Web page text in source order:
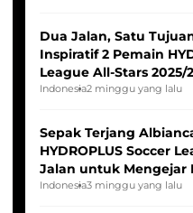
Dua Jalan, Satu
Inspiratif 2 Pemain
League All-Stars
Seleksi Timnas
Indonesia2 minggu yang lalu
Sepak Terjang
HYDROPLUS Soccer
Jalan untuk Mengejar
Indonesia Putri
Indonesia3 minggu yang lalu